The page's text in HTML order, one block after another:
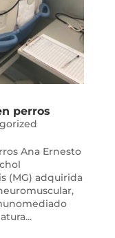
perros
Ana Ernesto
(MG) adquirida